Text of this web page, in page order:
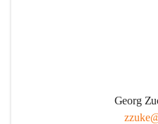
Georg